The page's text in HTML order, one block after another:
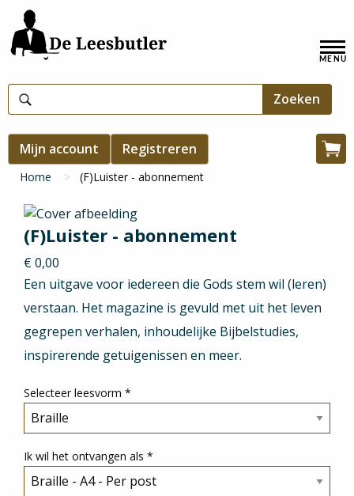
Overslaan
en
naar
inhoud
gaan
Hoofdnavigatie
Gebruikersmenu
Mijn account Registreren
Kruimelpad
Home (F)Luister - abonnement
(F)Luister - abonnement
€ 0,00
Een uitgave voor iedereen die Gods stem wil (leren)
verstaan. Het magazine is gevuld met uit het leven
gegrepen verhalen, inhoudelijke Bijbelstudies,
inspirerende getuigenissen en meer.
Selecteer leesvorm *
Ik wil het ontvangen als *